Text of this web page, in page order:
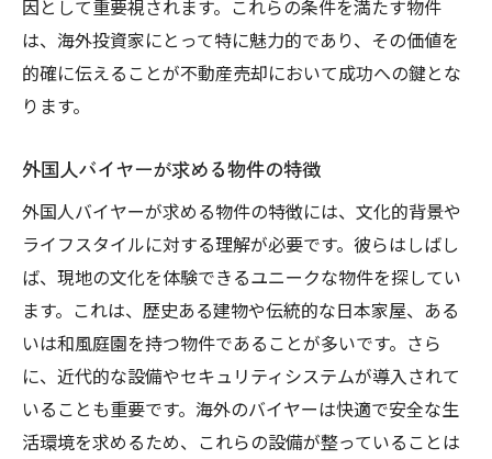
因として重要視されます。これらの条件を満たす物件
は、海外投資家にとって特に魅力的であり、その価値を
的確に伝えることが不動産売却において成功への鍵とな
ります。
外国人バイヤーが求める物件の特徴
外国人バイヤーが求める物件の特徴には、文化的背景や
ライフスタイルに対する理解が必要です。彼らはしばし
ば、現地の文化を体験できるユニークな物件を探してい
ます。これは、歴史ある建物や伝統的な日本家屋、ある
いは和風庭園を持つ物件であることが多いです。さら
に、近代的な設備やセキュリティシステムが導入されて
いることも重要です。海外のバイヤーは快適で安全な生
活環境を求めるため、これらの設備が整っていることは